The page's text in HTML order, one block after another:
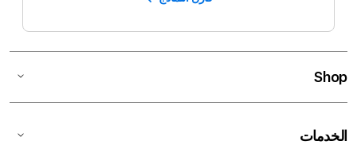
Shop
الخدمات